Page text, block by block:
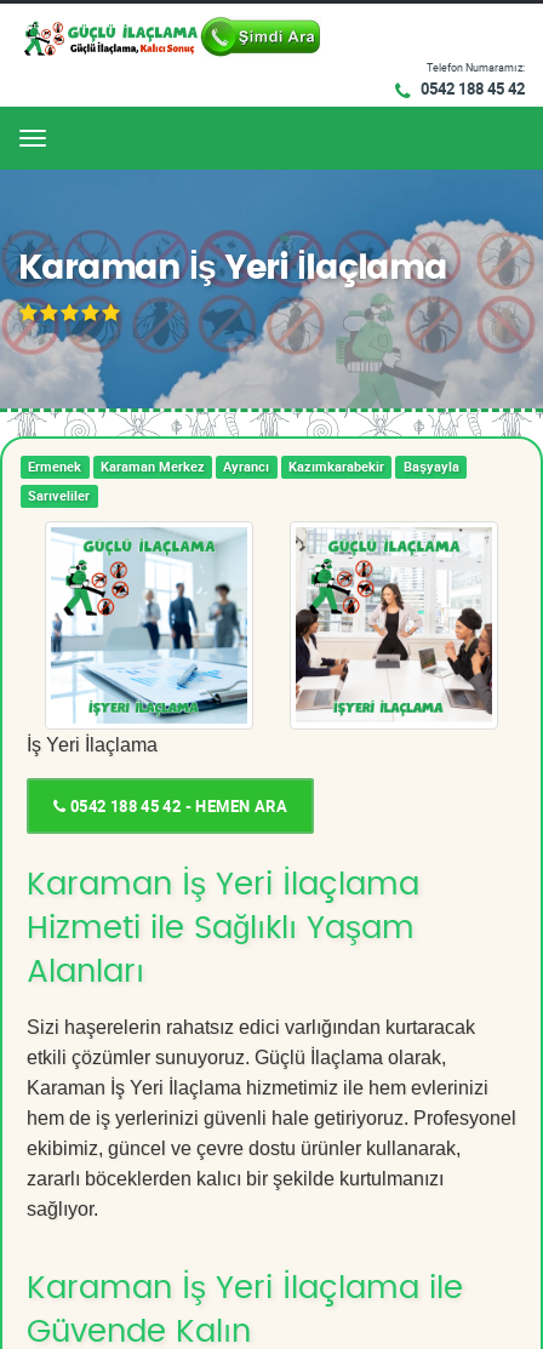
Telefon Numaramız:
0542 188 45 42
Menu
Karaman İş Yeri İlaçlama
Ermenek Karaman Merkez Ayrancı Kazımkarabekir
Başyayla
Sarıveliler
İş Yeri İlaçlama
0542 188 45 42 - HEMEN ARA
Karaman İş Yeri İlaçlama
Hizmeti ile Sağlıklı Yaşam
Alanları
Sizi haşerelerin rahatsız edici varlığından kurtaracak
etkili çözümler sunuyoruz. Güçlü İlaçlama olarak,
Karaman İş Yeri İlaçlama hizmetimiz ile hem evlerinizi
hem de iş yerlerinizi güvenli hale getiriyoruz. Profesyonel
ekibimiz, güncel ve çevre dostu ürünler kullanarak,
zararlı böceklerden kalıcı bir şekilde kurtulmanızı
sağlıyor.
Karaman İş Yeri İlaçlama ile
Güvende Kalın